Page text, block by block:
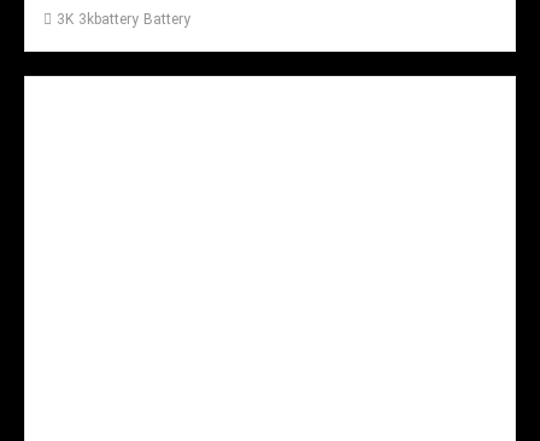
3K 3kbattery Battery